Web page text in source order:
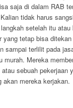
saja di dalam RAB
tidak harus
setelah itu
yang tetap bisa
sampai terlilit pada
murah. Mereka
sebuah pekerjaan
mereka kerjakan.